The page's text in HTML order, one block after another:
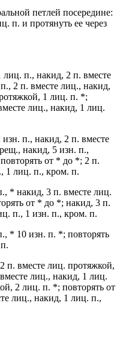
петлей посередине:
п. и протянуть ее через
п., накид, 2 п. вместе
2 п. вместе лиц., накид,
1 лиц. п. *;
лиц., накид, 1 лиц.
п., накид, 2 п. вместе
накид, 5 изн. п.,
от * до *; 2 п.
1 лиц. п., кром. п.
* накид, 3 п. вместе лиц.
от * до *; накид, 3 п.
п., 1 изн. п., кром. п.
* 10 изн. п. *; повторять
п. вместе лиц. протяжкой,
лиц., накид, 1 лиц.
2 лиц. п. *; повторять от
лиц., накид, 1 лиц. п.,